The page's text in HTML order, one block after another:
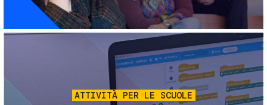
Immagine
ATTIVITÀ PER LE SCUOLE